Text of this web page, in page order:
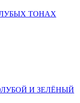
ТОНАХ
И ЗЕЛЁНЫЙ